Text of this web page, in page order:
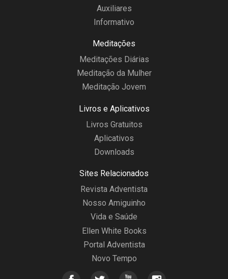
Auxiliares
Informativo
Meditações
Meditações Diárias
Meditação da Mulher
Meditação Jovem
Livros e Aplicativos
Livros Gratuitos
Aplicativos
Downloads
Sites Relacionados
Revista Adventista
Nosso Amiguinho
Vida e Saúde
Ellen White Books
Portal Adventista
Novo Tempo